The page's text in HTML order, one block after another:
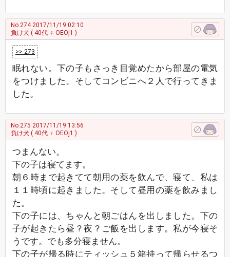
No.2742017/11/19 02:10
負け犬 ( 40代 ♀ OEOj1 )
>> 273
眠れない。下の子もさっき目覚めたから部屋の電気
をつけました。そしてコンビニへ２人で行ってきま
した。
No.275 2017/11/19 13:56
負け犬 ( 40代 ♀ OEOj1 )
つまんない。
下の子は寝てます。
朝６時まで起きてて朝用の薬を飲んで、寝て、私は
１１時頃に起きました。そして昼用の薬を飲みまし
た。
下の子には、ちゃんと朝ごはんを出しました。下の
子が起きたら昼？夜？ご飯を出します。私が今寝そ
うです。でも多分寝ません。
下の子が帰る時にティッシュ５箱持って帰らせるつ